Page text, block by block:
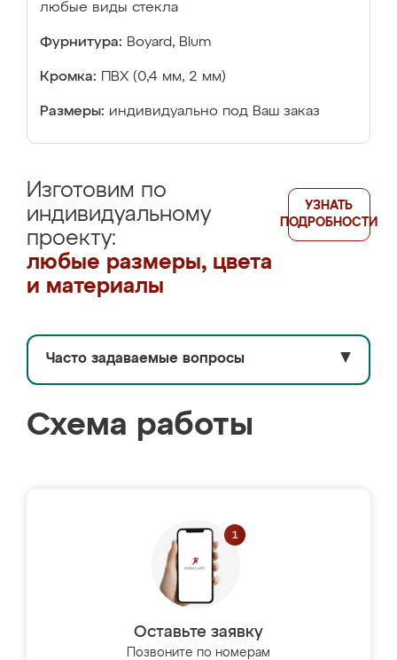
любые виды стекла
Фурнитура: Boyard, Blum
Кромка: ПВХ (0,4 мм, 2 мм)
Размеры: индивидуально под Ваш заказ
Изготовим по
индивидуальному
проекту:
любые размеры, цвета
и материалы
УЗНАТЬ
ПОДРОБНОСТИ
Часто задаваемые вопросы ▼
Схема работы
Оставьте заявку
Позвоните по номерам